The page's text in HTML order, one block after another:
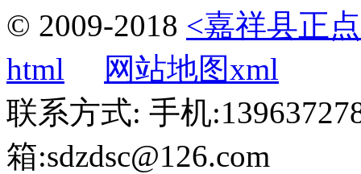
© 2009-2018 <嘉祥县正
html
网站地图xml
联系方式: 手机
箱:sdzdsc@126.com